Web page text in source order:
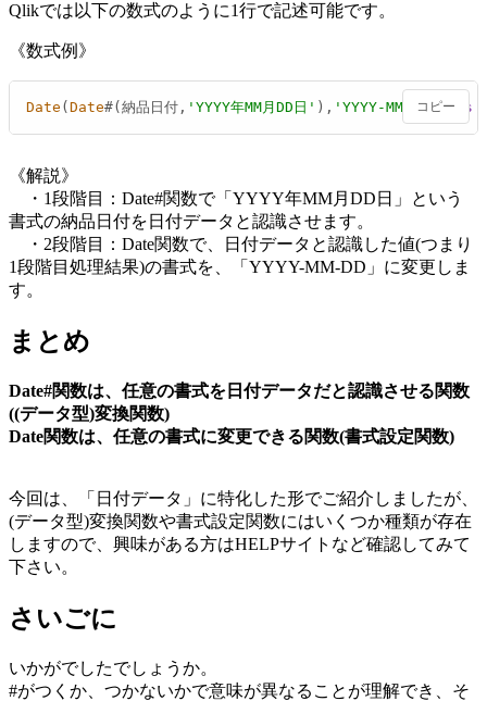
Qlikでは以下の数式のように1行で記述可能です。
《数式例》
Date ( Date#(納品日付, 'YYYY年MM月DD日' ), 'YYYY-MM-DD') as
コピー
《解説》
・1段階目：Date#関数で「YYYY年MM月DD日」という
書式の納品日付を日付データと認識させます。
・2段階目：Date関数で、日付データと認識した値(つまり
1段階目処理結果)の書式を、「YYYY-MM-DD」に変更しま
す。
まとめ
Date#関数は、任意の書式を日付データだと認識させる関数
((データ型)変換関数)
Date関数は、任意の書式に変更できる関数(書式設定関数)
今回は、「日付データ」に特化した形でご紹介しましたが、
(データ型)変換関数や書式設定関数にはいくつか種類が存在
しますので、興味がある方はHELPサイトなど確認してみて
下さい。
さいごに
いかがでしたでしょうか。
#がつくか、つかないかで意味が異なることが理解でき、そ